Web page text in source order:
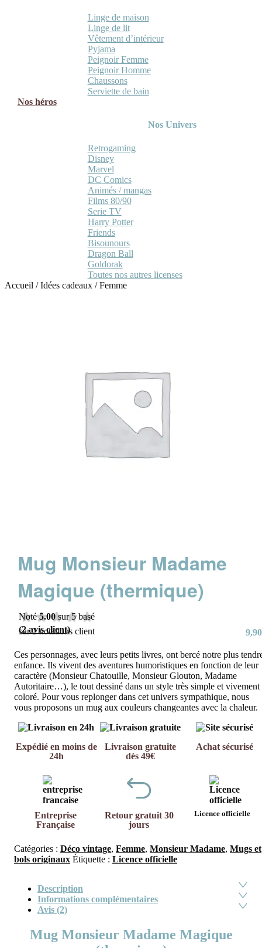
Linge de maison
Linge de lit
Vêtement d’intérieur
Pyjama
Peignoir Femme
Peignoir Homme
Chaussons
Serviette de bain
Nos héros
Nos Univers
Retrogaming
Disney
Marvel
DC Comics
Animés / mangas
Films 80/90
Serie TV
Harry Potter
Friends
Bisounours
Dragon Ball
Goldorak
Toutes nos autres licenses
Accueil /Idées cadeaux /Femme
Mug Monsieur Madame
Magique (thermique)
Noté5.00 sur 5 basé
sur2notations client
(2avis client) 9,90
Ces personnages, avec leurs petits livres, ont bercé notre plus
enfance. Ils vivent des aventures humoristiques en fonction de leur
caractère (Monsieur Chatouille, Monsieur Glouton, Madame
Autoritaire…), le tout dessiné dans un style très simple et vivement
coloré. Pour vous replonger dans cet univers sympathique, nous
vous proposons un mug aux couleurs changeantes avec la chaleur.
Expédié en moins de
24h
Livraison gratuite
dès 49€
Achat sécurisé
Entreprise
Française
Retour gratuit 30
jours
Licence officielle
Catégories : Déco vintage, Femme, Monsieur Madame, Mugs et
bols originaux Étiquette : Licence officielle
Description
Informations complémentaires
Avis (2)
Mug Monsieur Madame Magique